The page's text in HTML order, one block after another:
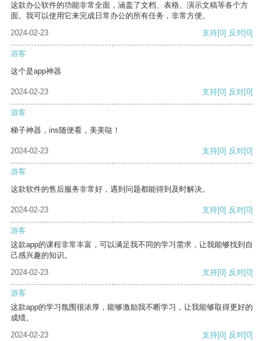
这款办公软件的功能非常全面，涵盖了文档、表格、演示文稿等各个方
面。我可以使用它来完成日常办公的所有任务，非常方便。
2024-02-23
支持[0] 反对[0]
游客
这个是app神器
2024-02-23 支持[0] 反对[0]
游客
梯子神器，ins随便看，美美哒！
2024-02-23 支持[0] 反对[0]
游客
这款软件的售后服务非常好，遇到问题都能得到及时解决。
2024-02-23 支持[0] 反对[0]
游客
这款app的课程非常丰富，可以满足我不同的学习需求，让我能够找到自
己感兴趣的知识。
2024-02-23
支持[0] 反对[0]
游客
这款app的学习氛围很浓厚，能够激励我不断学习，让我能够取得更好的
成绩。
2024-02-23
支持[0] 反对[0]